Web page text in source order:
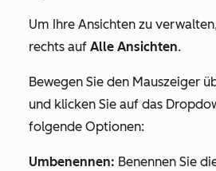
Um Ihre Ansichten zu
rechts auf Alle Ansichten.
Bewegen Sie den Mauszeiger
und klicken Sie auf das
folgende Optionen:
Umbenennen: Benennen Sie